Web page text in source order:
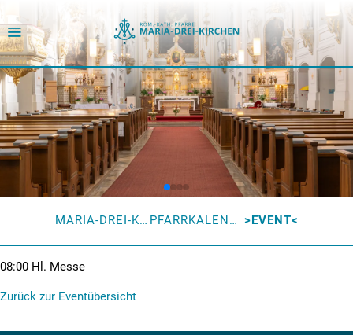
MARIA-DREI-KIRCHEN PFARRKALENDER EVENT
08:00 Hl. Messe
Zurück zur Eventübersicht